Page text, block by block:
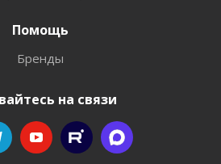
Помощь
Бренды
на связи